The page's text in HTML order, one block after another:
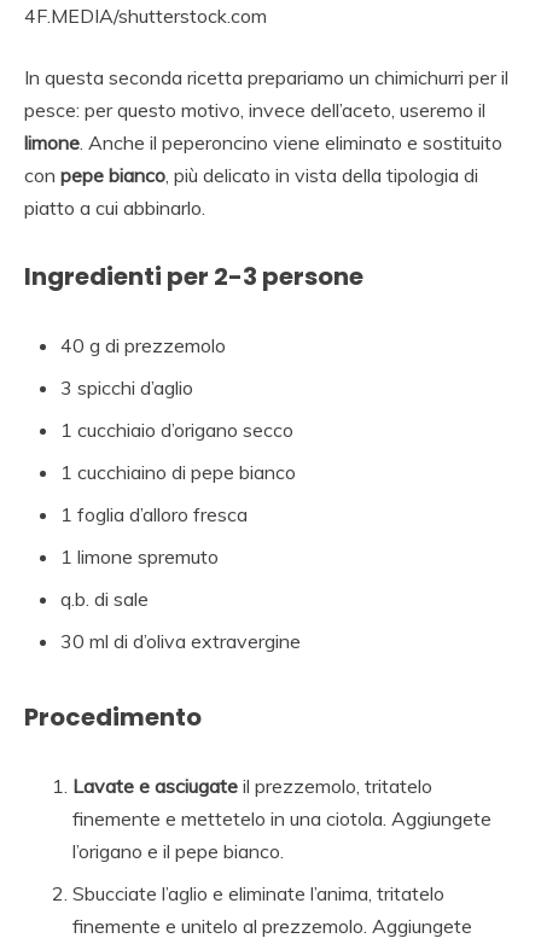
4F.MEDIA/shutterstock.com
In questa seconda ricetta prepariamo un chimichurri per il
pesce: per questo motivo, invece dell’aceto, useremo il
limone . Anche il peperoncino viene eliminato e sostituito
con pepe bianco , più delicato in vista della tipologia di
piatto a cui abbinarlo.
Ingredienti per 2-3 persone
40 g di prezzemolo
3 spicchi d’aglio
1 cucchiaio d’origano secco
1 cucchiaino di pepe bianco
1 foglia d’alloro fresca
1 limone spremuto
q.b. di sale
30 ml di d’oliva extravergine
Procedimento
Lavate e asciugate il prezzemolo, tritatelo
finemente e mettetelo in una ciotola. Aggiungete
l’origano e il pepe bianco.
Sbucciate l’aglio e eliminate l’anima, tritatelo
finemente e unitelo al prezzemolo. Aggiungete